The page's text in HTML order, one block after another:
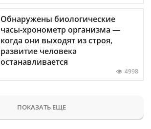
Обнаружены биологические
часы-хронометр организма —
когда они выходят из строя,
развитие человека
останавливается
4998
ПОКАЗАТЬ ЕЩЕ